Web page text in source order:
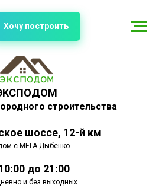
строительства
шоссе, 12-й км
с МЕГА Дыбенко
до 21:00
и без выходных
Хочу построить